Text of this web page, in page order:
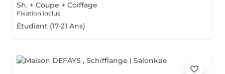
Sh. + Coupe + Coiffage
Fixation inclus
Étudiant (17-21 Ans)